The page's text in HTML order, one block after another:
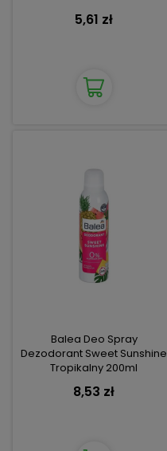
5,61 zł
Balea Deo Spray
Dezodorant Sweet Sunshine
Tropikalny 200ml
8,53 zł